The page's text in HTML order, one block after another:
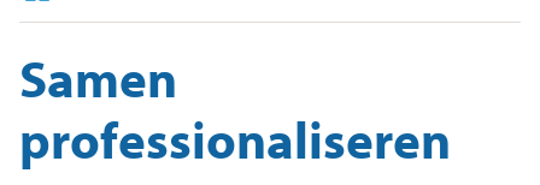
Samen
professionaliseren